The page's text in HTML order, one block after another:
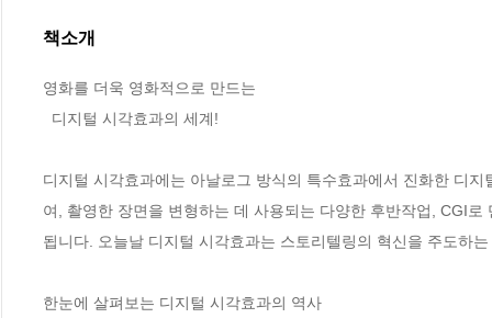
책소개
영화를 더욱 영화적으로 만드는
디지털 시각효과에는 아날로그 방식의 특수효과에서 진화한 디
여, 촬영한 장면을 변형하는 데 사용되는 다양한 후반작업, CGI
됩니다. 오늘날 디지털 시각효과는 스토리텔링의 혁신을 주도하
한눈에 살펴보는 디지털 시각효과의 역사